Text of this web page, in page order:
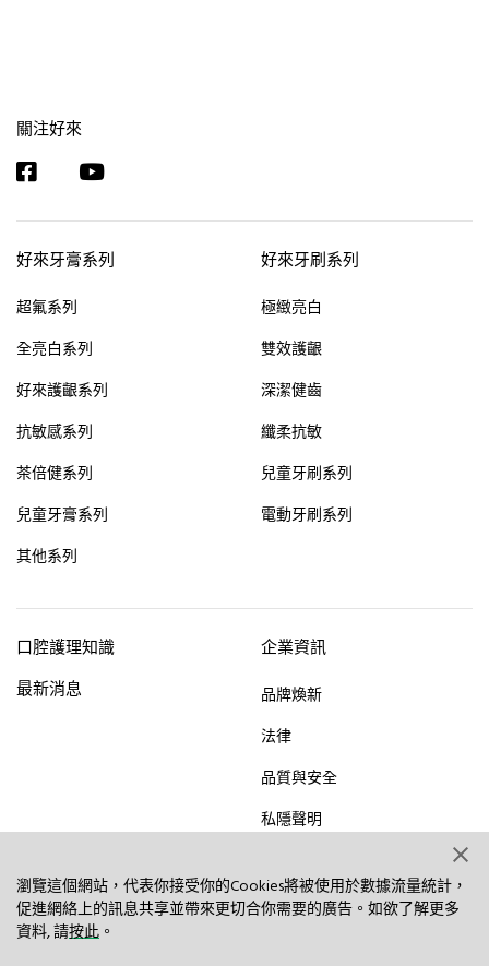
瀏覽這個網站，代表你接受你的Cookies將被使用於數據流量統計，
促進網絡上的訊息共享並帶來更切合你需要的廣告。如欲了解更多
資料, 請按此 。
關注好來
好來牙膏系列
超氟系列
全亮白系列
好來護齦系列
抗敏感系列
茶倍健系列
兒童牙膏系列
其他系列
好來牙刷系列
極緻亮白
雙效護齦
深潔健齒
纖柔抗敏
兒童牙刷系列
電動牙刷系列
口腔護理知識
最新消息
企業資訊
品牌煥新
法律
品質與安全
私隱聲明
聯絡我們